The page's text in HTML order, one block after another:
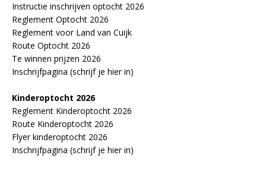
Instructie inschrijven optocht 2026
Reglement Optocht 2026
Reglement voor Land van Cuijk
Route Optocht 2026
Te winnen prijzen 2026
Inschrijfpagina (schrijf je hier in)
Kinderoptocht 2026
Reglement Kinderoptocht 2026
Route Kinderoptocht 2026
Flyer kinderoptocht 2026
Inschrijfpagina (schrijf je hier in)